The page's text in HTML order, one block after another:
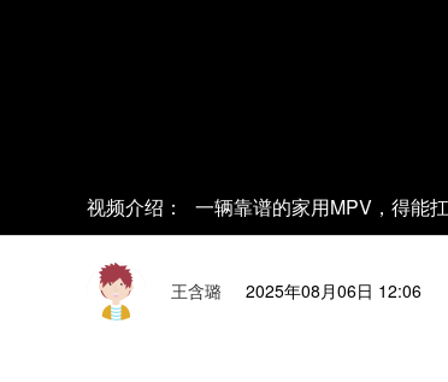
视频介绍： 一辆靠谱的家用MPV，得能
王含璐 2025年08月06日 12:06